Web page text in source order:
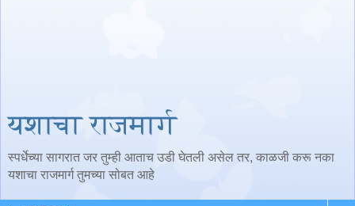
यशाचा राजमार्ग
स्पर्धेच्या सागरात जर तुम्ही आताच उडी घेतली असेल तर, काळजी करू नका
यशाचा राजमार्ग तुमच्या सोबत आहे